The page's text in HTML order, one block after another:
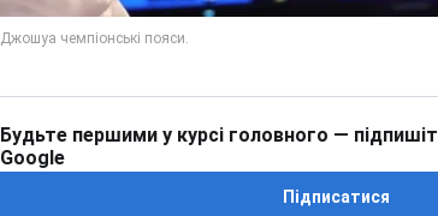
Будьте першими у курсі головного —
Google
Підписатися